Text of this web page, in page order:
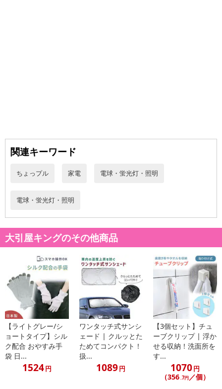
関連キーワード
ちょっプル 家電 電球・蛍光灯・照明
電球・蛍光灯・照明
大引屋キングのその他商品
【ライトグレー/シ
ョートタイプ】シル
ク配合 おやすみ手
袋 日...
1524円
ワンタッチ式サンシ
ェード | クルッとた
ためてコンパクト！
扱...
1089円
【3個セット】チュ
ーブクリップ | 浮か
せる収納！洗面所を
す...
1070円
（356.7円／個）